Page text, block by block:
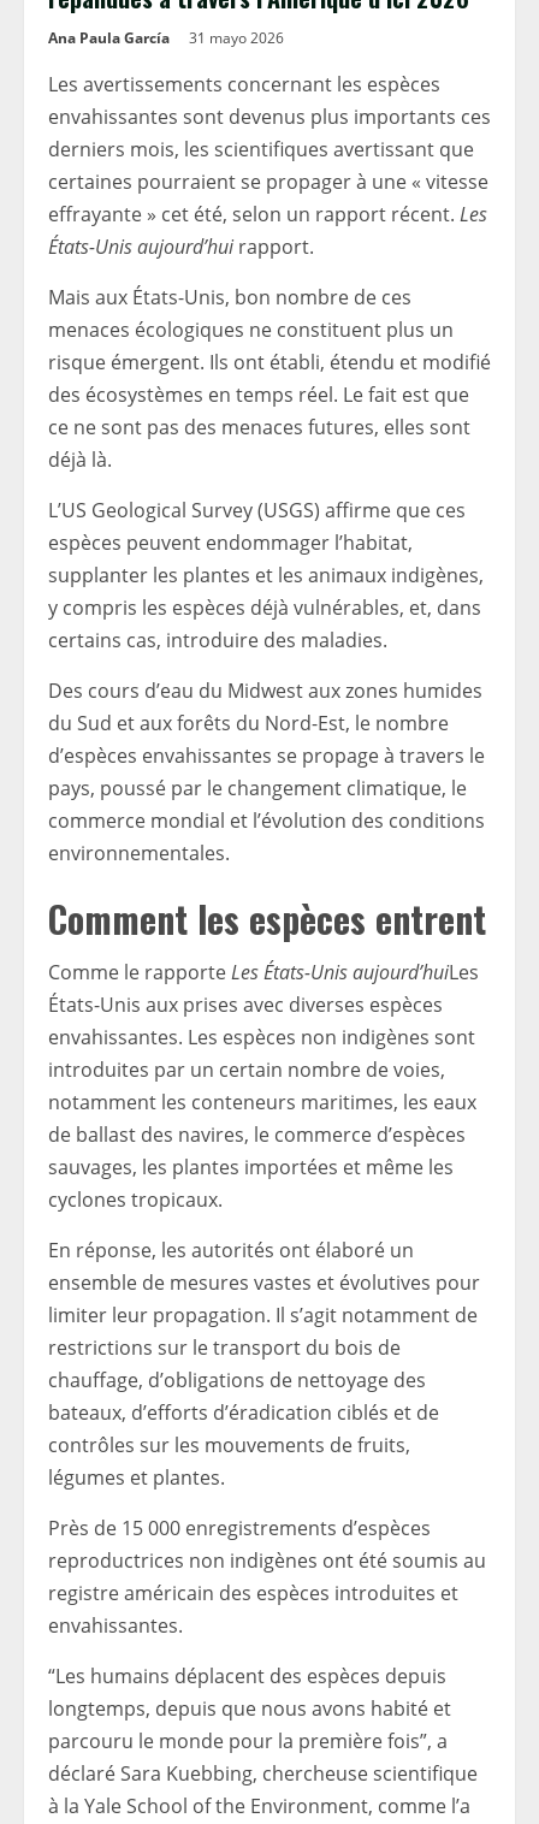
Ana Paula García 31 mayo 2026
Les avertissements concernant les espèces
envahissantes sont devenus plus importants ces
derniers mois, les scientifiques avertissant que
certaines pourraient se propager à une « vitesse
effrayante » cet été, selon un rapport récent. Les
États-Unis aujourd’huirapport.
Mais aux États-Unis, bon nombre de ces
menaces écologiques ne constituent plus un
risque émergent. Ils ont établi, étendu et modifié
des écosystèmes en temps réel. Le fait est que
ce ne sont pas des menaces futures, elles sont
déjà là.
L’US Geological Survey (USGS) affirme que ces
espèces peuvent endommager l’habitat,
supplanter les plantes et les animaux indigènes,
y compris les espèces déjà vulnérables, et, dans
certains cas, introduire des maladies.
Des cours d’eau du Midwest aux zones humides
du Sud et aux forêts du Nord-Est, le nombre
d’espèces envahissantes se propage à travers le
pays, poussé par le changement climatique, le
commerce mondial et l’évolution des conditions
environnementales.
Comment les espèces entrent
Comme le rapporteLes États-Unis aujourd’huiLes
États-Unis aux prises avec diverses espèces
envahissantes. Les espèces non indigènes sont
introduites par un certain nombre de voies,
notamment les conteneurs maritimes, les eaux
de ballast des navires, le commerce d’espèces
sauvages, les plantes importées et même les
cyclones tropicaux.
En réponse, les autorités ont élaboré un
ensemble de mesures vastes et évolutives pour
limiter leur propagation. Il s’agit notamment de
restrictions sur le transport du bois de
chauffage, d’obligations de nettoyage des
bateaux, d’efforts d’éradication ciblés et de
contrôles sur les mouvements de fruits,
légumes et plantes.
Près de 15 000 enregistrements d’espèces
reproductrices non indigènes ont été soumis au
registre américain des espèces introduites et
envahissantes.
“Les humains déplacent des espèces depuis
longtemps, depuis que nous avons habité et
parcouru le monde pour la première fois”, a
déclaré Sara Kuebbing, chercheuse scientifique
à la Yale School of the Environment, comme l’a